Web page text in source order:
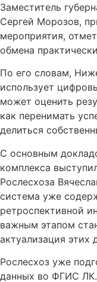
Заместитель
Сергей Морозов,
мероприятия,
обмена
По его словам,
использует
может оценить
как перенимать
делиться
С основным
комплекса
Рослесхоза
система уже
ретроспективной
важным этапом
актуализация этих
Рослесхоз уже
данных во ФГИС